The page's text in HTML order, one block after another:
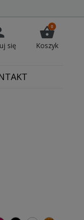
się
shopping_basket
0
Koszyk